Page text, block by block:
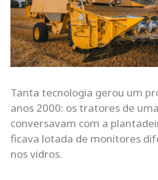
Tanta tecnologia gerou um
anos 2000: os tratores de
conversavam com a
ficava lotada de monitores
nos vidros.